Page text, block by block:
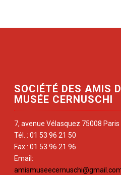
SOCIÉTÉ DES AMIS
MUSÉE CERNUSCHI
7, avenue Vélasquez 75008 Paris
Tél. : 01 53 96 21 50
Fax : 01 53 96 21 96
Email: